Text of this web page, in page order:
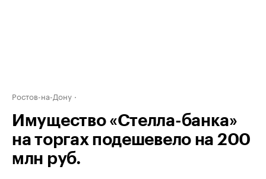
Ростов-на-Дону
Имущество «Стелла-банка»
на торгах подешевело на 200
млн руб.